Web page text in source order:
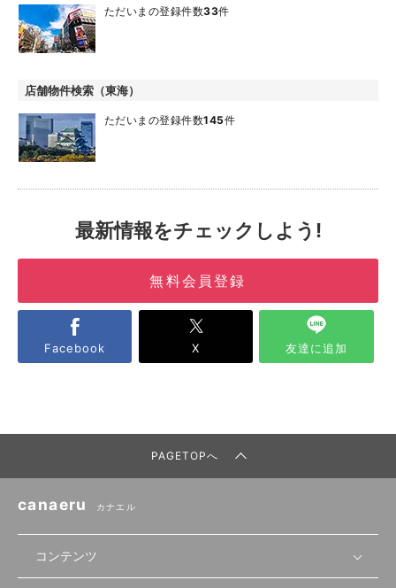
ただいまの登録件数33件
店舗物件検索（東海）
ただいまの登録件数145件
最新情報をチェックしよう!
無料会員登録
Facebook X 友達に追加
PAGETOPへ
canaeru カナエル
コンテンツ